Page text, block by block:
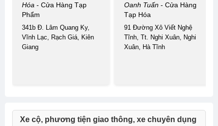
Hóa - Cửa Hàng Tạp
Phẩm
341b Đ. Lâm Quang Ky,
Vĩnh Lạc, Rạch Giá, Kiên
Giang
Oanh Tuấn - Cửa Hàng
Tạp Hóa
91 Đường Xô Viết Nghệ
Tĩnh, Tt. Nghi Xuân, Nghi
Xuân, Hà Tĩnh
Xe cộ, phương tiện giao thông, xe chuyên dụng